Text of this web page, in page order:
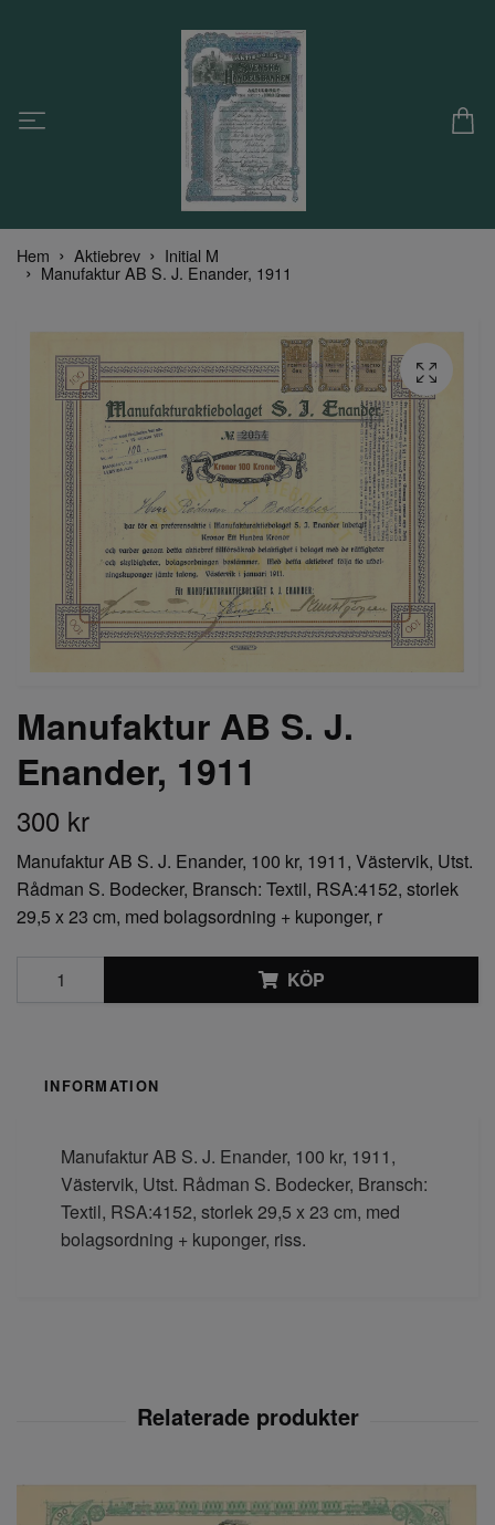
Hem Aktiebrev Initial M
Manufaktur AB S. J. Enander, 1911
Manufaktur AB S. J.
Enander, 1911
300 kr
Manufaktur AB S. J. Enander, 100 kr, 1911, Västervik, Utst.
Rådman S. Bodecker, Bransch: Textil, RSA:4152, storlek
29,5 x 23 cm, med bolagsordning + kuponger, r
KÖP
INFORMATION
Manufaktur AB S. J. Enander, 100 kr, 1911,
Västervik, Utst. Rådman S. Bodecker, Bransch:
Textil, RSA:4152, storlek 29,5 x 23 cm, med
bolagsordning + kuponger, riss.